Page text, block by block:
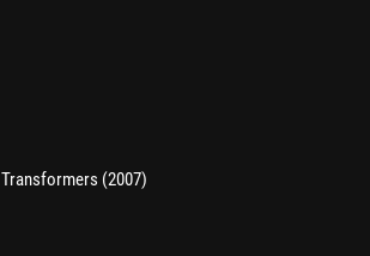
Transformers (2007)